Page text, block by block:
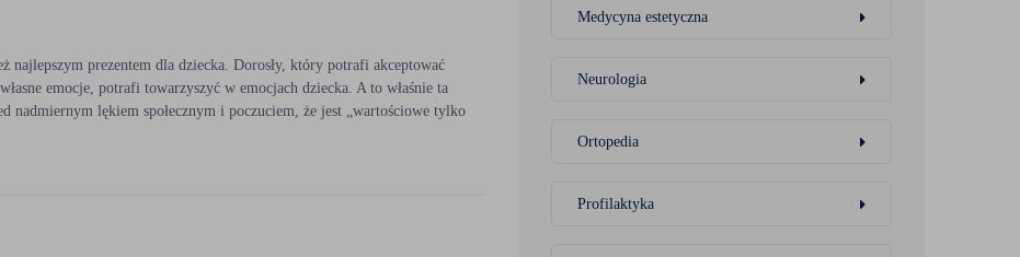
najlepszym prezentem dla dziecka. Dorosły, który potrafi akceptować
emocje, potrafi towarzyszyć w emocjach dziecka. A to właśnie ta
nadmiernym lękiem społecznym i poczuciem, że jest „wartościowe tylko
Medycyna estetyczna
Neurologia
Ortopedia
Profilaktyka